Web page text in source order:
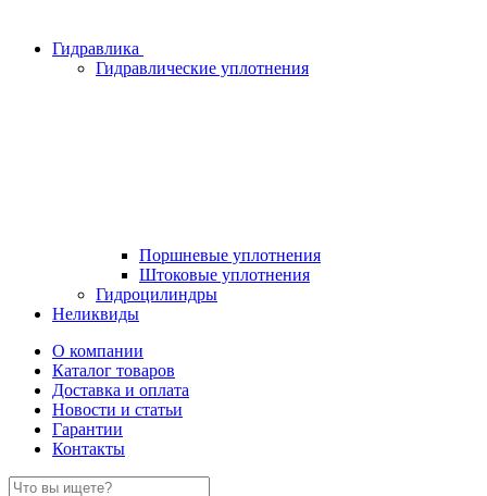
Гидравлика
Гидравлические уплотнения
Поршневые уплотнения
Штоковые уплотнения
Гидроцилиндры
Неликвиды
О компании
Каталог товаров
Доставка и оплата
Новости и статьи
Гарантии
Контакты